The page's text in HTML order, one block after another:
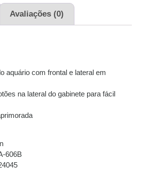
com
R$340,68
com
Avaliações (0)
aquário com frontal e lateral em
na lateral do gabinete para fácil
606B